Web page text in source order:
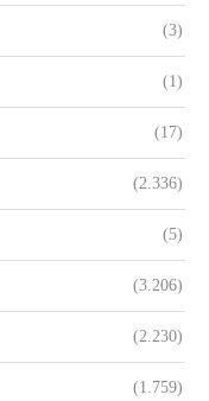
(3)
(1)
(17)
(2.336)
(5)
(3.206)
(2.230)
(1.759)